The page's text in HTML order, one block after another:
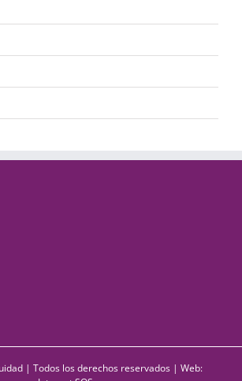
| Todos los derechos reservados | Web: